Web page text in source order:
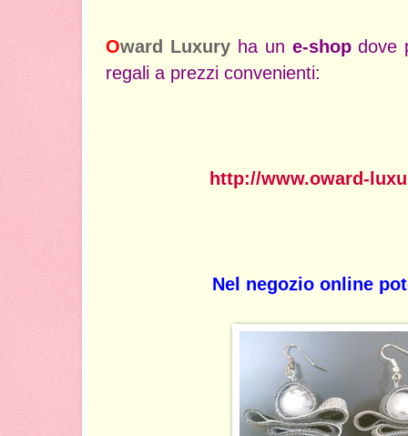
Oward Luxuryha un e-shopdove
regali a prezzi convenienti:
http://www.oward-
Nel negozio online